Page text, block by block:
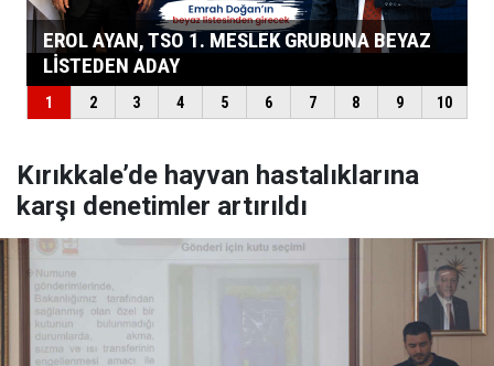
Kırıkkale’de hayvan hastalıklarına
karşı denetimler artırıldı